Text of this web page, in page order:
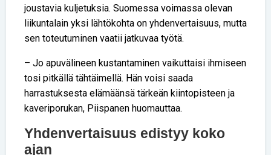
joustavia kuljetuksia. Suomessa voimassa olevan
liikuntalain yksi lähtökohta on yhdenvertaisuus, mutta
sen toteutuminen vaatii jatkuvaa työtä.
– Jo apuvälineen kustantaminen vaikuttaisi ihmiseen
tosi pitkällä tähtäimellä. Hän voisi saada
harrastuksesta elämäänsä tärkeän kiintopisteen ja
kaveriporukan, Piispanen huomauttaa.
Yhdenvertaisuus edistyy koko
ajan